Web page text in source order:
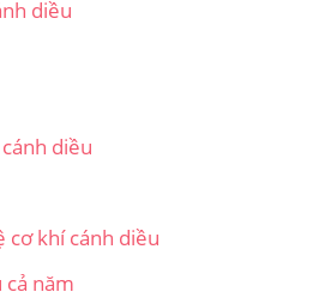
diều
diều
cơ khí cánh diều
cả năm